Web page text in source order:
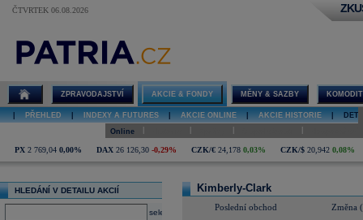
ČTVRTEK 06.08.2026
Kimberly-
Clark online
ZPRAVODAJSTVÍ AKCIE & FONDY MĚNY & SAZBY
PŘEHLED INDEXY A FUTURES AKCIE ONLINE AKCIE HISTORIE
Online
PX 2 769,04 0,00% DAX 26 126,30 -0,29% CZK/€ 24,178 0,03% CZK/$ 20,942 0,08%
HLEDÁNÍ V DETAILU AKCIÍ
select
Kimberly-Clark
Poslední obchod Změna